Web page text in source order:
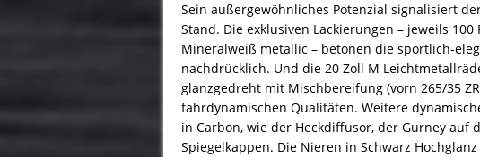
Sein außergewöhnliches Potenzial signalisiert
Stand. Die exklusiven Lackierungen – jeweils
Mineralweiß metallic – betonen die sportlich-
nachdrücklich. Und die 20 Zoll M
glanzgedreht mit Mischbereifung (vorn 265/35
fahrdynamischen Qualitäten. Weitere
in Carbon, wie der Heckdiffusor, der Gurney auf
Spiegelkappen. Die Nieren in Schwarz